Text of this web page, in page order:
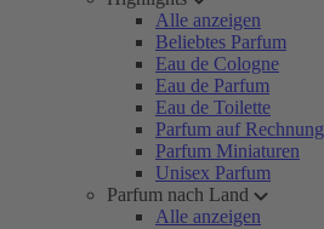
Alle anzeigen
Beliebtes Parfum
Eau de Cologne
Eau de Parfum
Eau de Toilette
Parfum auf Rechnung
Parfum Miniaturen
Unisex Parfum
Parfum nach Land
Alle anzeigen